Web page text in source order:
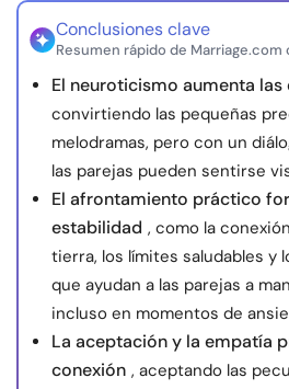
Conclusiones clave
Resumen rápido de Marriage.com
El neuroticismo aumenta
convirtiendo las pequeñas
melodramas, pero con un
las parejas pueden sentirse
El afrontamiento práctico
estabilidad , como la
tierra, los límites saludables y
que ayudan a las parejas a
incluso en momentos de
La aceptación y la empatía
conexión , aceptando las